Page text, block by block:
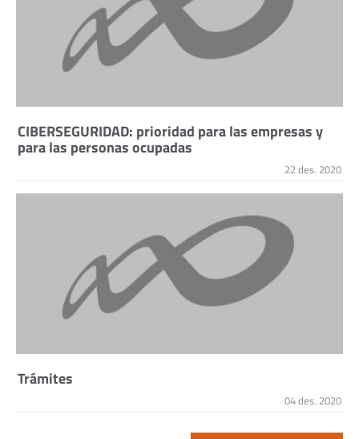
CIBERSEGURIDAD: prioridad para las empresas y
para las personas ocupadas
22 des. 2020
Trámites
04 des. 2020